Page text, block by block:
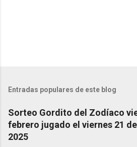
Entradas populares de este blog
Sorteo Gordito del Zodíaco
febrero jugado el viernes 21
2025